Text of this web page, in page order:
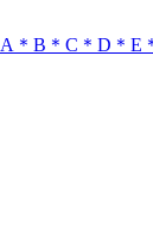
＊B＊C＊D＊E